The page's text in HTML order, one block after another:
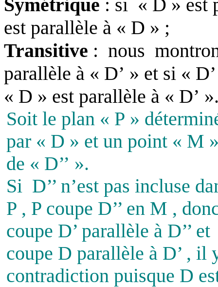
Symétrique : si « D » est
est parallèle à « D » ;
Transitive : nous
parallèle à « D’ » et si «
« D » est parallèle à « D’
Soit le plan « P »
par « D » et un point « M
de « D’’ ».
Si D’’ n’est pas incluse
P , P coupe D’’ en M ,
coupe D’ parallèle à D’’ et
coupe D parallèle à D’ , il
contradiction puisque D